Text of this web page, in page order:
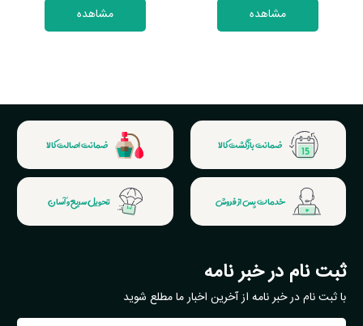
مشاهده مشاهده
ضمانت بازگشت کالا ضمانت اصالت کالا
خدمات پس از فروش تحویل سریع و آسان
ثبت نام در خبر نامه
با ثبت نام در خبر نامه از آخرین اخبار ما مطلع شوید